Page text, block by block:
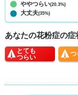
ややつらい(20.3%)
大丈夫(35%)
あなたの花粉症の症
とても
つらい
つ